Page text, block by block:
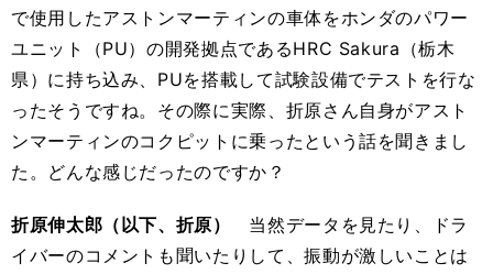
で使用したアストンマーティンの車体をホンダのパワー
ユニット（PU）の開発拠点であるHRC Sakura（栃木
県）に持ち込み、PUを搭載して試験設備でテストを行な
ったそうですね。その際に実際、折原さん自身がアスト
ンマーティンのコクピットに乗ったという話を聞きまし
た。どんな感じだったのですか？
折原伸太郎（以下、折原）
当然データを見たり、ドラ
イバーのコメントも聞いたりして、振動が激しいことは